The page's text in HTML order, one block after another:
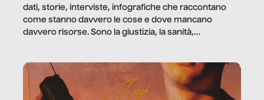
dati, storie, interviste, infografiche che raccontano
come stanno davvero le cose e dove mancano
davvero risorse. Sono la giustizia, la sanità,